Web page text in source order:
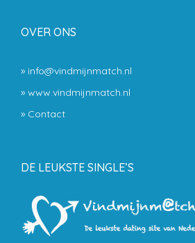
OVER ONS
» info@vindmijnmatch.nl
» www.vindmijnmatch.nl
» Contact
DE LEUKSTE SINGLE’S